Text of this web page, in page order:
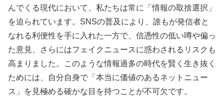
んでくる現代において、私たちは常に「情報の取捨選択」
を迫られています。SNSの普及により、誰もが発信者と
なれる利便性を手に入れた一方で、信憑性の低い噂や偏っ
た意見、さらにはフェイクニュースに惑わされるリスクも
高まりました。このような情報過多の時代を賢く生き抜く
ためには、自分自身で「本当に価値のあるネットニュー
ス」を見極める確かな目を持つことが不可欠です。